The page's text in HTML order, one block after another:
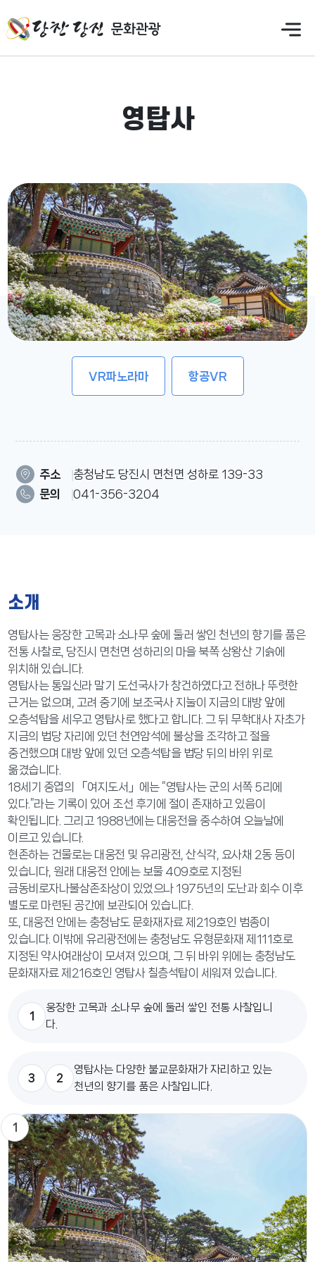
영탑사
주소
충청남도 당진시 면천면 성하로 139-33
문의
041-356-3204
VR파노라마 항공VR
소개
영탑사는 웅장한 고목과 소나무 숲에 둘러 쌓인 천년의 향기를 품은
전통 사찰로, 당진시 면천면 성하리의 마을 북쪽 상왕산 기슭에
위치해 있습니다.
영탑사는 통일신라 말기 도선국사가 창건하였다고 전하나 뚜렷한
근거는 없으며, 고려 중기에 보조국사 지눌이 지금의 대방 앞에
오층석탑을 세우고 영탑사로 했다고 합니다. 그 뒤 무학대사 자초가
지금의 법당 자리에 있던 천연암석에 불상을 조각하고 절을
중건했으며 대방 앞에 있던 오층석탑을 법당 뒤의 바위 위로
옮겼습니다.
18세기 중엽의 「여지도서」에는 “영탑사는 군의 서쪽 5리에
있다.”라는 기록이 있어 조선 후기에 절이 존재하고 있음이
확인됩니다. 그리고 1988년에는 대웅전을 중수하여 오늘날에
이르고 있습니다.
현존하는 건물로는 대웅전 및 유리광전, 산식각, 요사채 2동 등이
있습니다, 원래 대웅전 안에는 보물 409호로 지정된
금동비로자나불삼존좌상이 있었으나 1975년의 도난과 회수 이후
별도로 마련된 공간에 보관되어 있습니다.
또, 대웅전 안에는 충청남도 문화재자료 제219호인 범종이
있습니다. 이밖에 유리광전에는 충청남도 유형문화재 제111호로
지정된 약사여래상이 모셔져 있으며, 그 뒤 바위 위에는 충청남도
문화재자료 제216호인 영탑사 칠층석탑이 세워져 있습니다.
1
웅장한 고목과 소나무 숲에 둘러 쌓인 전통 사찰입니
다.
3 2
영탑사는 다양한 불교문화재가 자리하고 있는
천년의 향기를 품은 사찰입니다.
1
족
도
요